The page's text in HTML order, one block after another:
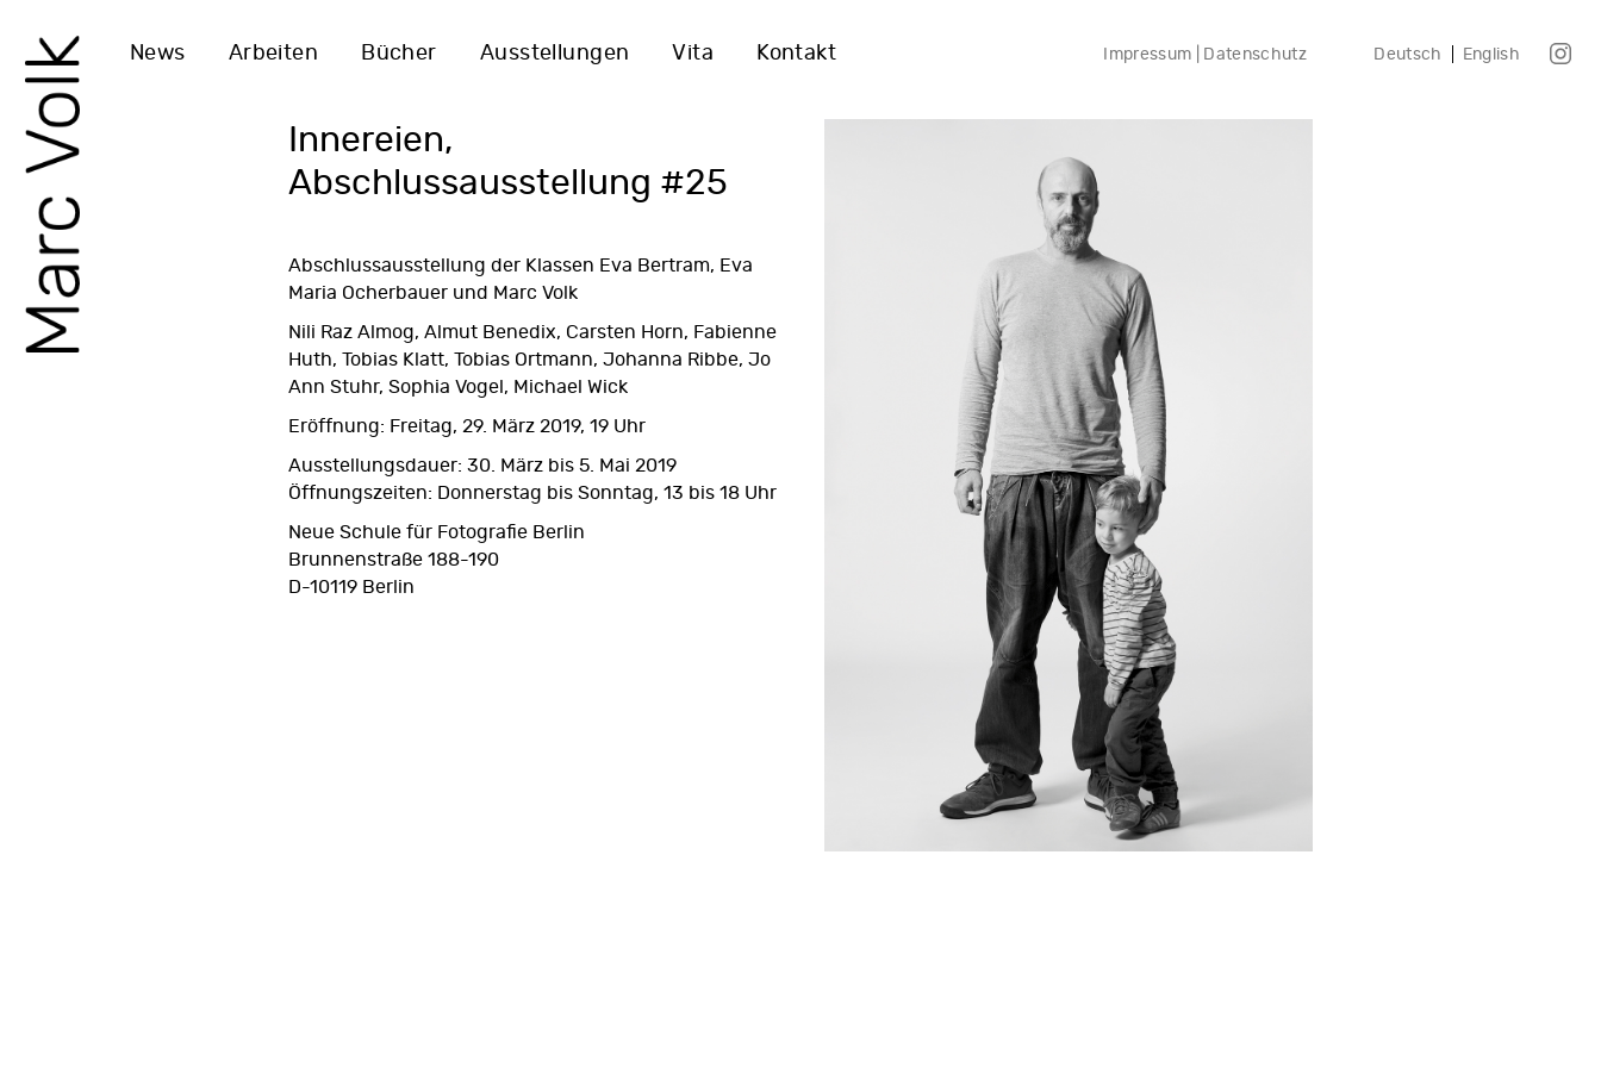
News Arbeiten Bücher Ausstellungen Vita Kontakt Impressum | Datenschutz Deutsch English
Innereien,
Abschlussausstellung #25
Abschlussausstellung der Klassen Eva Bertram, Eva
Maria Ocherbauer und Marc Volk
Nili Raz Almog, Almut Benedix, Carsten Horn, Fabienne
Huth, Tobias Klatt, Tobias Ortmann, Johanna Ribbe, Jo
Ann Stuhr, Sophia Vogel, Michael Wick
Eröffnung: Freitag, 29. März 2019, 19 Uhr
Ausstellungsdauer: 30. März bis 5. Mai 2019
Öffnungszeiten: Donnerstag bis Sonntag, 13 bis 18 Uhr
Neue Schule für Fotografie Berlin
Brunnenstraße 188-190
D-10119 Berlin